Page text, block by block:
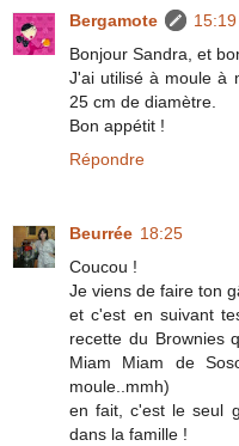
Bergamote
15:19
Bonjour Sandra, et
J'ai utilisé à moule à
25 cm de diamètre.
Bon appétit !
Répondre
Beurrée 18:25
Coucou !
Je viens de faire ton
et c'est en suivant
recette du Brownies
Miam Miam de
moule..mmh)
en fait, c'est le seul
dans la famille !